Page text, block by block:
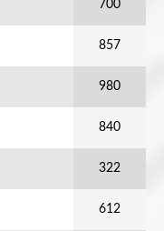
700
857
980
840
322
612